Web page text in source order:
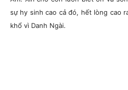
sự hy sinh cao cả đó, hết lòng cao
khổ vì Danh Ngài.